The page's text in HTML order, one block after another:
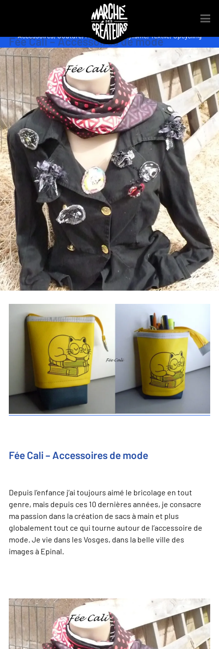
Fée Cali – Accessoires de mode
Accessoires,Couture,Mode,Sacs,Stylisme,Textile,Upcycling
Fée Cali – Accessoires de mode
Depuis l’enfance j’ai toujours aimé le bricolage en tout
genre, mais depuis ces 10 dernières années, je consacre
ma passion dans la création de sacs à main et plus
globalement tout ce qui tourne autour de l’accessoire de
mode. Je vie dans les Vosges, dans la belle ville des
images à Epinal.